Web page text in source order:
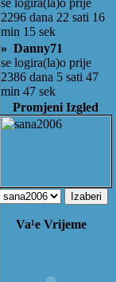
se logira(la)o prije
2296 dana 22 sati 16
min 15 sek
» Danny71
se logira(la)o prije
2386 dana 5 sati 47
min 47 sek
Promjeni Izgled
Va¹e Vrijeme